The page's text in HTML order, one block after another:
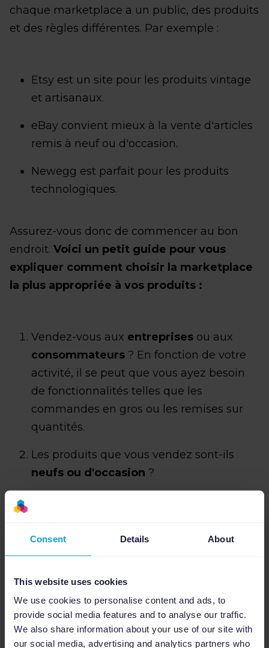
Consent Details About
This website uses cookies
We use cookies to personalise content and ads, to
provide social media features and to analyse our traffic.
We also share information about your use of our site with
our social media, advertising and analytics partners who
chaque marketplace a un public, des produits
et des règles différentes. Par exemple :
Etsy est un site pour les produits vintage
et artisanaux.
eBay convient mieux à la vente d'articles
remis à neuf ou d'occasion.
Newegg est parfait pour les produits
technologiques.
Assurez-vous donc de commencer au bon
endroit. Voici un petit guide pour vous
expliquer comment choisir la marketplace
la plus appropriée à vos produits :
Vendez-vous aux entreprises ou aux
consommateurs ? En fonction de votre
activité, il se peut que vous ayez besoin
de fonctionnalités telles que les
commandes en gros ou les remises sur
quantités.
Les produits que vous vendez sont-ils
neufs ou d'occasion ?
aux noms de vos concurrents.
différentes marketplaces
des frais d'inscription ? Faut-il verser un
pourcentage du prix de vente final ? Y a-t-
il des remises aux commerçants